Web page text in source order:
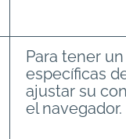
Para tener
específicas
ajustar su
el navegador.